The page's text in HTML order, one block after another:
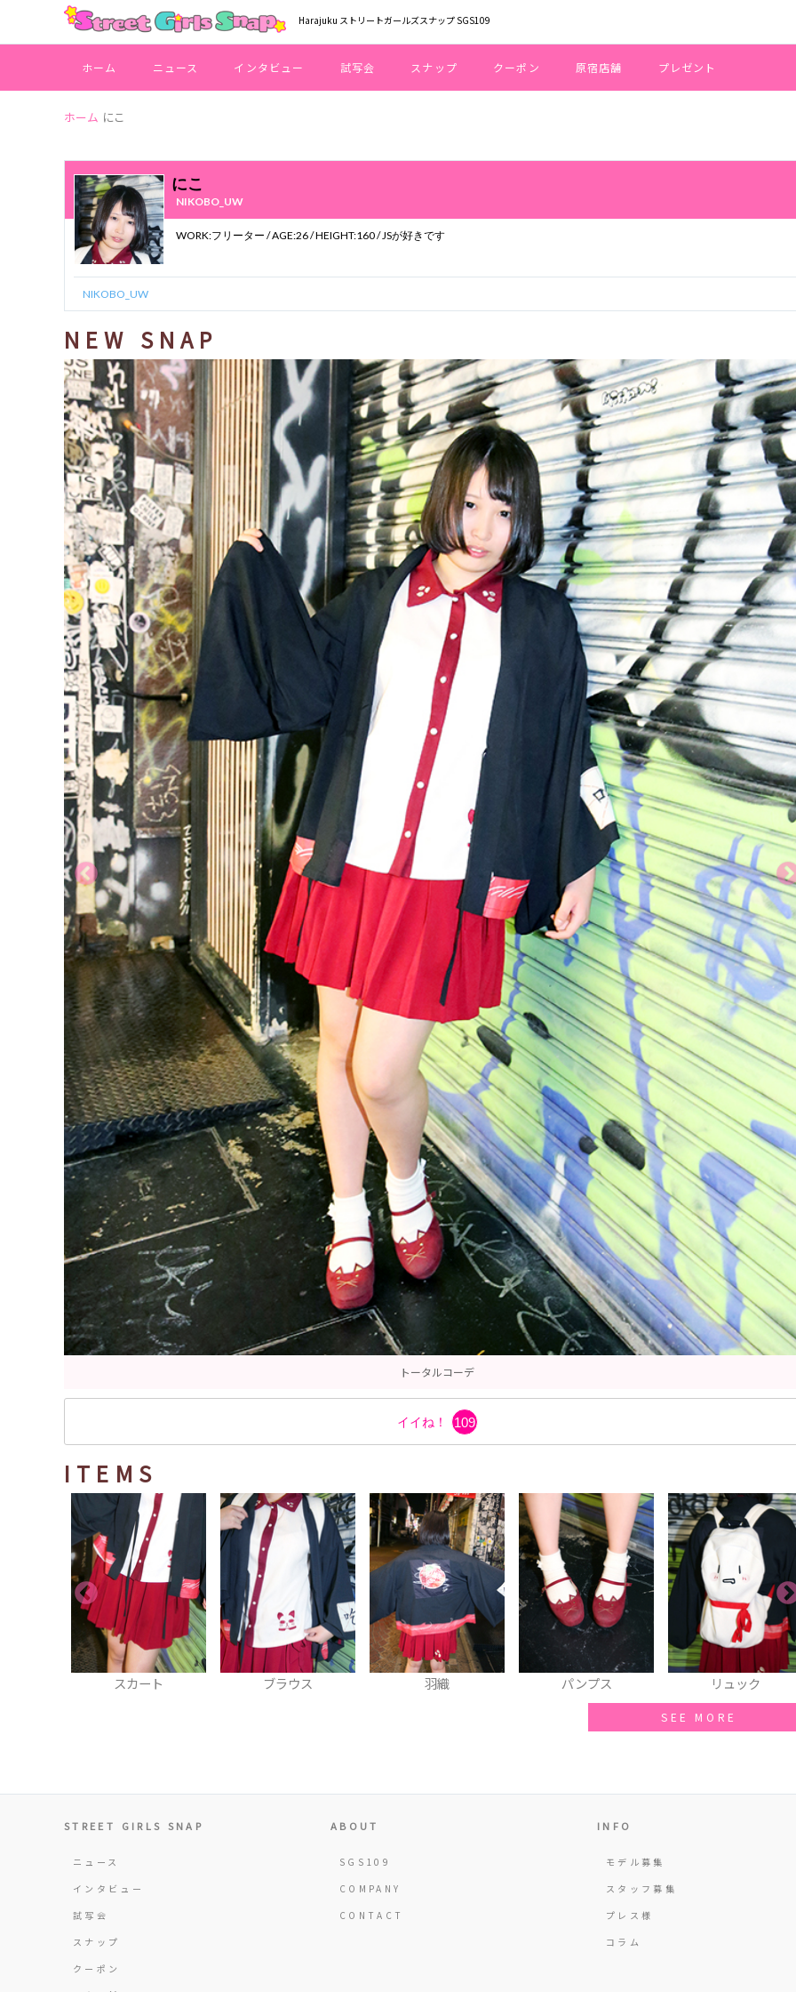
Harajuku ストリートガールズスナップ SGS109
ホーム ニュース インタビュー 試写会 スナップ クーポン 原宿店舗 プレゼント
ホーム にこ
にこ
NIKOBO_UW
WORK:フリーター / AGE:26 / HEIGHT:160 / JSが好きです
NIKOBO_UW
NEW SNAP
ブラウス
イイね！ 109
ITEMS
スカート ブラウス 羽織 パンプス リュック
SEE MORE
STREET GIRLS SNAP
ニュース
インタビュー
試写会
スナップ
クーポン
ABOUT
SGS109
COMPANY
CONTACT
INFO
モデル募集
スタッフ募集
プレス様
コラム